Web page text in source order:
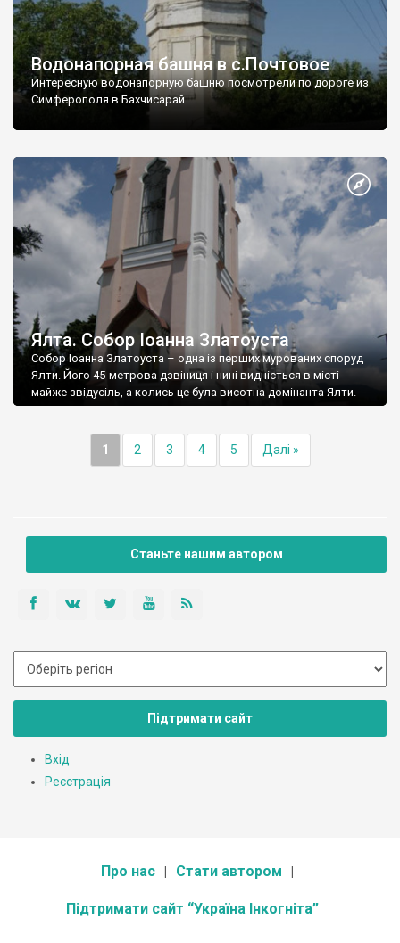
Водонапорная башня в с.Почтовое
Интересную водонапорную башню посмотрели по дороге из
Симферополя в Бахчисарай.
Ялта. Собор Іоанна Златоуста
Собор Іоанна Златоуста – одна із перших мурованих споруд
Ялти. Його 45-метрова дзвіниця і нині видніється в місті
майже звідусіль, а колись це була висотна домінанта Ялти.
1 2 3 4 5 Далі »
Станьте нашим автором
Підтримати сайт
Вхід
Реєстрація
Про нас Стати автором
Підтримати сайт “Україна Інкогніта”